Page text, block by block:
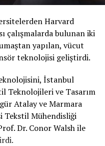
Harvard
çalışmalarda bulunan iki
yapılan, vücut
teknolojisi geliştirdi.
İstanbul
Teknolojileri ve Tasarım
Atalay ve Marmara
Tekstil Mühendisliği
Dr. Conor Walsh ile